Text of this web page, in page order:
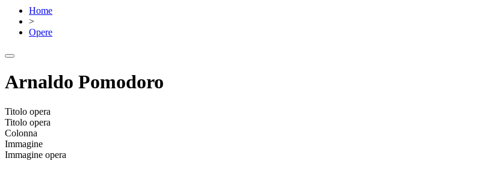
Home
>
Opere
Arnaldo Pomodoro
Titolo opera
Titolo opera
Colonna
Immagine
Immagine opera